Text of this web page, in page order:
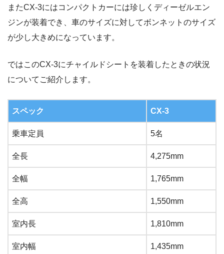
またCX-3にはコンパクトカーには珍しくディーゼルエン
ジンが装着でき、車のサイズに対してボンネットのサイズ
が少し大きめになっています。
ではこのCX-3にチャイルドシートを装着したときの状況
についてご紹介します。
スペック CX-3
乗車定員 5名
全長 4,275mm
全幅 1,765mm
全高 1,550mm
室内長 1,810mm
室内幅 1,435mm